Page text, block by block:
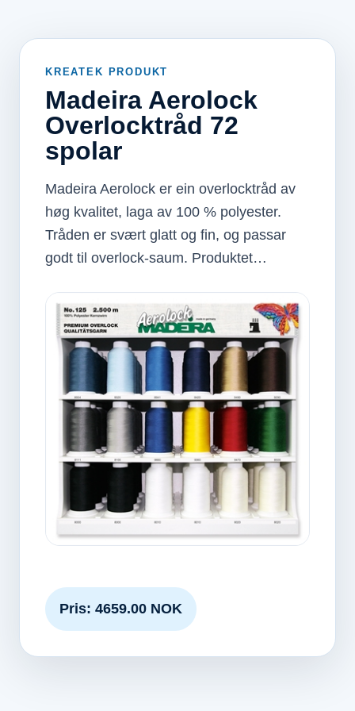
KREATEK PRODUKT
Madeira Aerolock
Overlocktråd 72
spolar
Madeira Aerolock er ein overlocktråd av
høg kvalitet, laga av 100 % polyester.
Tråden er svært glatt og fin, og passar
godt til overlock-saum. Produktet…
Pris: 4659.00 NOK